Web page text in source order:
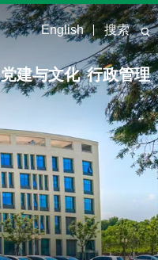
English 搜索
党建与文化 行政管理